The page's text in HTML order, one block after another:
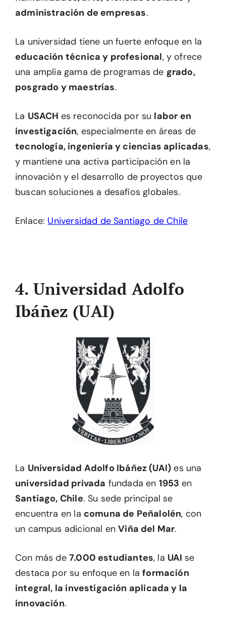
administración de empresas.
La universidad tiene un fuerte enfoque en la
educación técnica y profesional, y ofrece
una amplia gama de programas de grado,
posgrado y maestrías.
La USACH es reconocida por su labor en
investigación, especialmente en áreas de
tecnología, ingeniería y ciencias aplicadas,
y mantiene una activa participación en la
innovación y el desarrollo de proyectos que
buscan soluciones a desafíos globales.
Enlace: Universidad de Santiago de Chile
4. Universidad Adolfo
Ibáñez (UAI)
La Universidad Adolfo Ibáñez (UAI) es una
universidad privada fundada en 1953 en
Santiago, Chile. Su sede principal se
encuentra en la comuna de Peñalolén, con
un campus adicional enViña del Mar.
Con más de 7.000 estudiantes, la UAI se
destaca por su enfoque en laformación
integral, la investigación aplicada y la
innovación.